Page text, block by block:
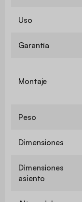
Uso
Garantía
Montaje
Peso
Dimensiones
Dimensiones
asiento